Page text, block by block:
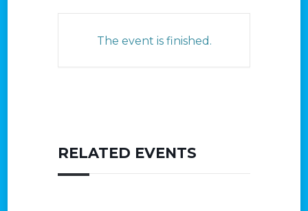
The event is finished.
RELATED EVENTS